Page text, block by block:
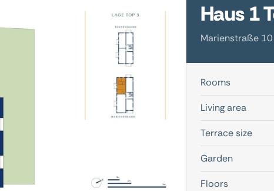
Haus 1
Marienstraße
Rooms
Living area
Terrace size
Garden
Floors